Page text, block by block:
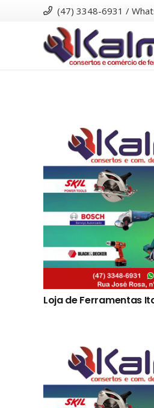
(47) 3348-6931 /
Loja de Ferramentas